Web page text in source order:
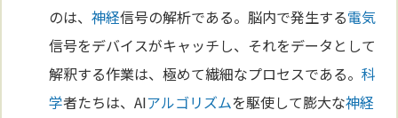
のは、神経信号の解析である。脳内で発生する電気
信号をデバイスがキャッチし、それをデータとして
解釈する作業は、極めて繊細なプロセスである。科
学者たちは、AIアルゴリズムを駆使して膨大な神経